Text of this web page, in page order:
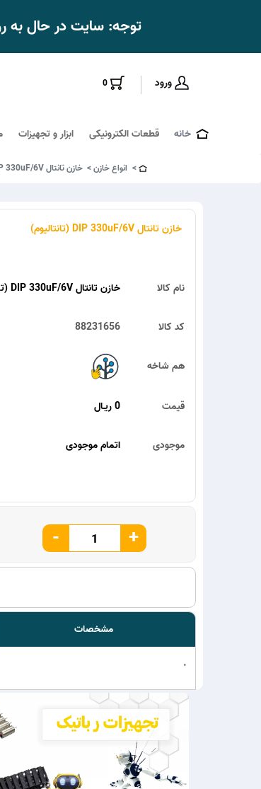
توجه: سایت در حال به
0 ورود
خانه قطعات الکترونیکی ابزار و تجهیزات
انواع خازن خازن تانتال DIP 330uF/6V (تانتالیوم)
خازن تانتال DIP 330uF/6V (تانتالیوم)
خازن تانتال DIP 330uF/6V (تانتالیوم) نام کالا
88231656 کد کالا
هم شاخه
0 ریـال قیمت
اتمام موجودی موجودی
- +
مشخصات
.